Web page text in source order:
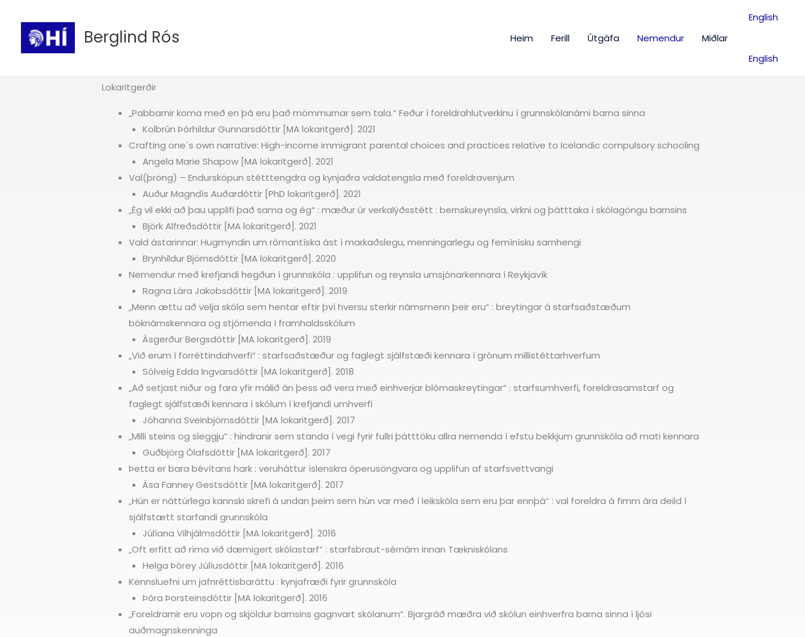
content
Berglind Rós Heim Ferill Útgáfa Nemendur Miðlar
English
English
Lokaritgerðir
„Pabbarnir koma með en þá eru það mömmurnar sem tala.“ Feður í foreldrahlutverkinu í grunnskólanámi barna sinna
Kolbrún Þórhildur Gunnarsdóttir [MA lokaritgerð]. 2021
Crafting one´s own narrative: High-income immigrant parental choices and practices relative to Icelandic compulsory schooling
Angela Marie Shapow [MA lokaritgerð]. 2021
Val(þröng) – Endursköpun stétttengdra og kynjaðra valdatengsla með foreldravenjum
Auður Magndís Auðardóttir [PhD lokaritgerð]. 2021
„Ég vil ekki að þau upplifi það sama og ég“ : mæður úr verkalýðsstétt : bernskureynsla, virkni og þátttaka í skólagöngu barnsins
Björk Alfreðsdóttir [MA lokaritgerð]. 2021
Vald ástarinnar: Hugmyndin um rómantíska ást í markaðslegu, menningarlegu og femínísku samhengi
Brynhildur Björnsdóttir [MA lokaritgerð]. 2020
Nemendur með krefjandi hegðun í grunnskóla : upplifun og reynsla umsjónarkennara í Reykjavík
Ragna Lára Jakobsdóttir [MA lokaritgerð]. 2019
„Menn ættu að velja skóla sem hentar eftir því hversu sterkir námsmenn þeir eru“ : breytingar á starfsaðstæðum
bóknámskennara og stjórnenda í framhaldsskólum
Ásgerður Bergsdóttir [MA lokaritgerð]. 2019
„Við erum í forréttindahverfi“ : starfsaðstæður og faglegt sjálfstæði kennara í grónum millistéttarhverfum
Sólveig Edda Ingvarsdóttir [MA lokaritgerð]. 2018
„Að setjast niður og fara yfir málið án þess að vera með einhverjar blómaskreytingar“ : starfsumhverfi, foreldrasamstarf og
faglegt sjálfstæði kennara í skólum í krefjandi umhverfi
Jóhanna Sveinbjörnsdóttir [MA lokaritgerð]. 2017
„Milli steins og sleggju“ : hindranir sem standa í vegi fyrir fullri þátttöku allra nemenda í efstu bekkjum grunnskóla að mati kennara
Guðbjörg Ólafsdóttir [MA lokaritgerð]. 2017
Þetta er bara bévítans hark : veruháttur íslenskra óperusöngvara og upplifun af starfsvettvangi
Ása Fanney Gestsdóttir [MA lokaritgerð]. 2017
„Hún er náttúrlega kannski skrefi á undan þeim sem hún var með í leikskóla sem eru þar ennþá“ : val foreldra á fimm ára deild í
sjálfstætt starfandi grunnskóla
Júlíana Vilhjálmsdóttir [MA lokaritgerð]. 2016
„Oft erfitt að ríma við dæmigert skólastarf“ : starfsbraut-sérnám innan Tækniskólans
Helga Þórey Júlíusdóttir [MA lokaritgerð]. 2016
Kennsluefni um jafnréttisbaráttu : kynjafræði fyrir grunnskóla
Þóra Þorsteinsdóttir [MA lokaritgerð]. 2016
„Foreldrarnir eru vopn og skjöldur barnsins gagnvart skólanum“. Bjargráð mæðra við skólun einhverfra barna sinna í ljósi
auðmagnskenninga